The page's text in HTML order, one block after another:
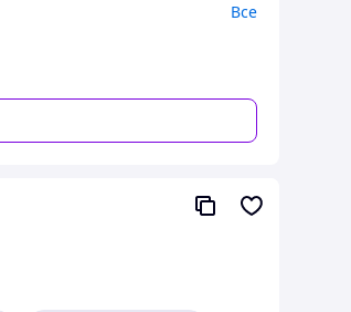
Все